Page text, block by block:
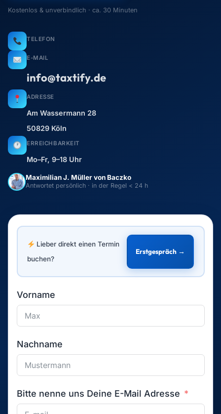
Kostenlos & unverbindlich · ca. 30 Minuten
TELEFON
E-MAIL
info@taxtify.de
ADRESSE
Am Wassermann 28
50829 Köln
ERREICHBARKEIT
Mo–Fr, 9–18 Uhr
Maximilian J. Müller von Baczko
Antwortet persönlich · in der Regel < 24 h
Lieber direkt einen Termin
buchen?
Erstgespräch →
Vorname
Nachname
Bitte nenne uns Deine E-Mail Adresse